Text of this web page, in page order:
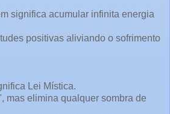
significa acumular infinita energia
positivas aliviando o sofrimento
Lei Mística.
mas elimina qualquer sombra de